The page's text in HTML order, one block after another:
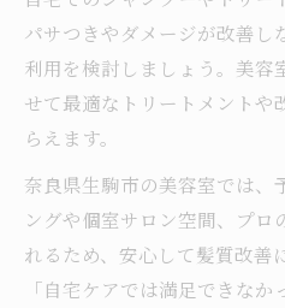
パサつきやダメージが改善し
利用を検討しましょう。美容
せて最適なトリートメントや
らえます。
奈良県生駒市の美容室では、
ングや個室サロン空間、プロ
れるため、安心して髪質改善
「自宅ケアでは満足できな